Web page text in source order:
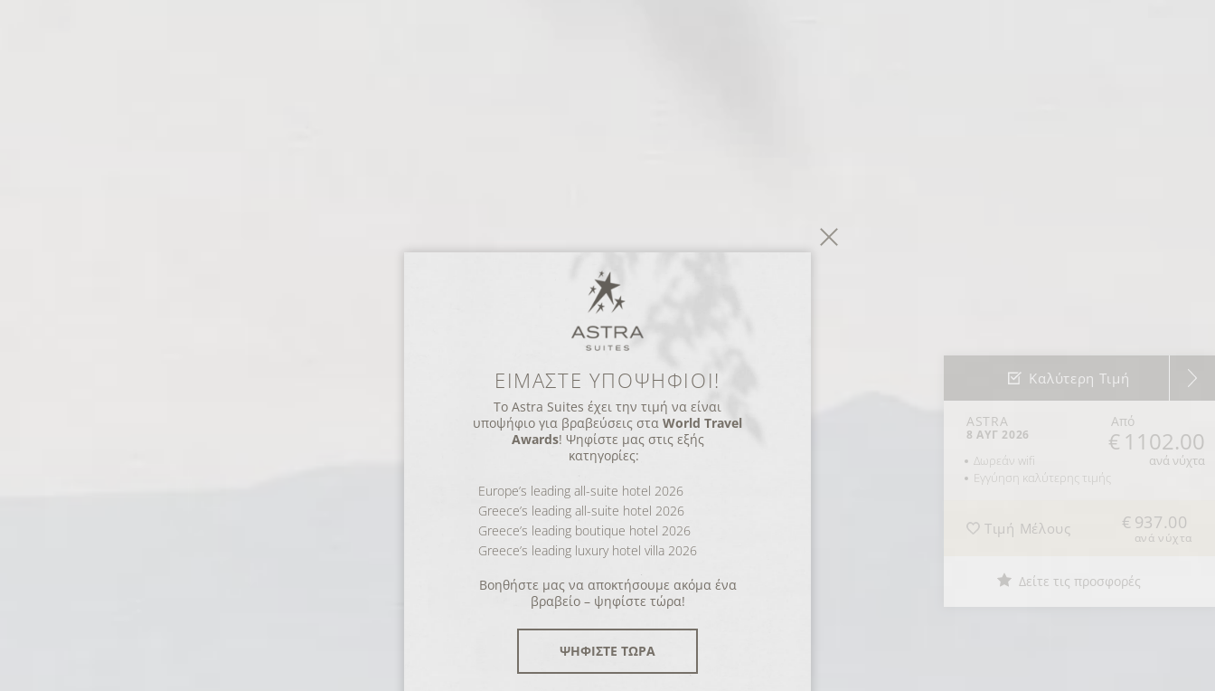
Καλύτερη Τιμή
ASTRA
8 ΑΥΓ 2026
Δωρεάν wifi
Εγγύηση καλύτερης τιμής
Από
1102.00
ανά νύχτα
Τιμή Μέλους 937.00
ανά νύχτα
Δείτε τις προσφορές
ΕΙΜΑΣΤΕ ΥΠΟΨΗΦΙΟΙ!
Το Astra Suites έχει την τιμή να είναι
υποψήφιο για βραβεύσεις στα World Travel
Awards! Ψηφίστε μας στις εξής
κατηγορίες:
Europe’s leading all-suite hotel 2026
Greece’s leading all-suite hotel 2026
Greece’s leading boutique hotel 2026
Greece’s leading luxury hotel villa 2026
Βοηθήστε μας να αποκτήσουμε ακόμα ένα
βραβείο – ψηφίστε τώρα!
ΨΗΦΙΣΤΕ ΤΩΡΑ